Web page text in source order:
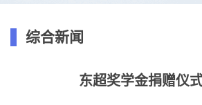
综合新闻
东超奖学金捐赠仪